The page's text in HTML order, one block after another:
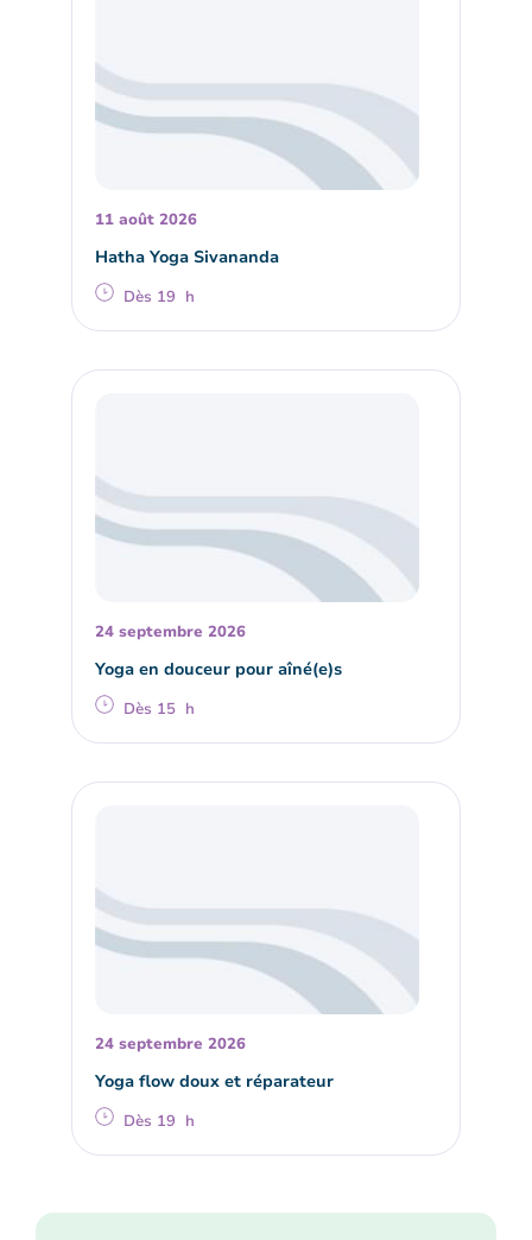
11 août 2026
Hatha Yoga Sivananda
Dès 19 h
24 septembre 2026
Yoga en douceur pour aîné(e)s
Dès 15 h
24 septembre 2026
Yoga flow doux et réparateur
Dès 19 h